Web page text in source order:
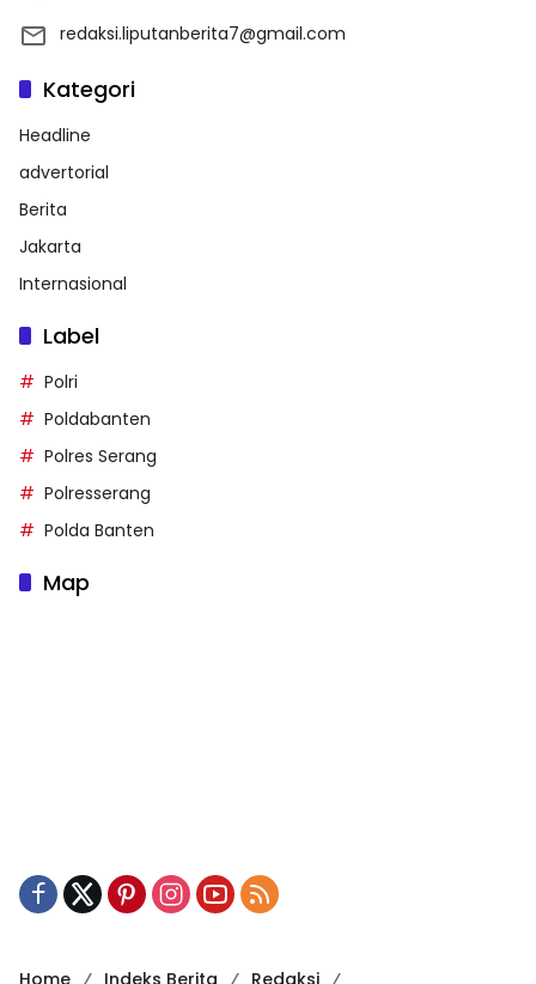
redaksi.liputanberita7@gmail.com
Kategori
Headline
advertorial
Berita
Jakarta
Internasional
Label
Polri
Poldabanten
Polres Serang
Polresserang
Polda Banten
Map